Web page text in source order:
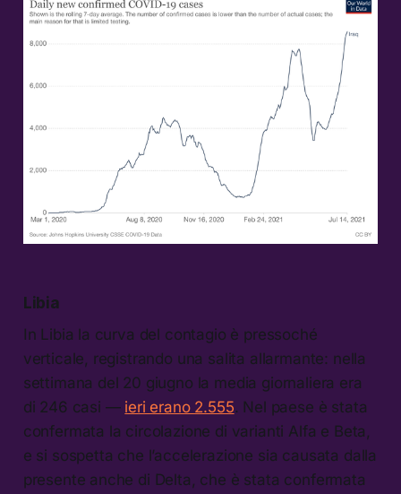
Libia
In Libia la curva del contagio è pressoché
verticale, registrando una salita allarmante: nella
settimana del 20 giugno la media giornaliera era
di 246 casi — ieri erano 2.555. Nel paese è stata
confermata la circolazione di varianti Alfa e Beta,
e si sospetta che l’accelerazione sia causata dalla
presente anche di Delta, che è stata confermata